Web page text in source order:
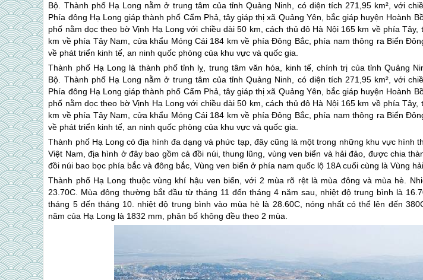
Bộ. Thành phố Hạ Long nằm ở trung tâm của tỉnh Quảng Ninh, có diện tích 271,95 km², với
Phía đông Hạ Long giáp thành phố Cẩm Phả, tây giáp thị xã Quảng Yên, bắc giáp huyện Hoành
phố nằm dọc theo bờ Vịnh Hạ Long với chiều dài 50 km, cách thủ đô Hà Nội 165 km về phía Tây,
km về phía Tây Nam, cửa khẩu Móng Cái 184 km về phía Đông Bắc, phía nam thông ra Biển
về phát triển kinh tế, an ninh quốc phòng của khu vực và quốc gia.
Thành phố Hạ Long là thành phố tỉnh lỵ, trung tâm văn hóa, kinh tế, chính trị của tỉnh Quảng
Bộ. Thành phố Hạ Long nằm ở trung tâm của tỉnh Quảng Ninh, có diện tích 271,95 km², với
Phía đông Hạ Long giáp thành phố Cẩm Phả, tây giáp thị xã Quảng Yên, bắc giáp huyện Hoành
phố nằm dọc theo bờ Vịnh Hạ Long với chiều dài 50 km, cách thủ đô Hà Nội 165 km về phía Tây,
km về phía Tây Nam, cửa khẩu Móng Cái 184 km về phía Đông Bắc, phía nam thông ra Biển
về phát triển kinh tế, an ninh quốc phòng của khu vực và quốc gia.
Thành phố Hạ Long có địa hình đa dạng và phức tạp, đây cũng là một trong những khu vực hình
Việt Nam, địa hình ở đây bao gồm cả đồi núi, thung lũng, vùng ven biển và hải đảo, được chia
đồi núi bao bọc phía bắc và đông bắc, Vùng ven biển ở phía nam quốc lộ 18A cuối cùng là Vùng
Thành phố Hạ Long thuộc vùng khí hậu ven biển, với 2 mùa rõ rệt là mùa đông và mùa hè.
23.70C. Mùa đông thường bắt đầu từ tháng 11 đến tháng 4 năm sau, nhiệt độ trung bình là
tháng 5 đến tháng 10. nhiệt độ trung bình vào mùa hè là 28.60C, nóng nhất có thể lên đến
năm của Hạ Long là 1832 mm, phân bố không đều theo 2 mùa.